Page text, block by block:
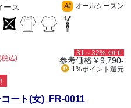
ース
All オールシーズン
税込)
31～32% OFF
参考価格￥9,790-
1%ポイント 還元
コート(女) FR-0011